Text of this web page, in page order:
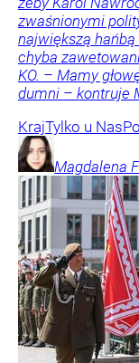
zwaśnionymi
największą
chyba
KO. – Mamy
dumni – kontruje
KrajTylko u Nas
Magdalena